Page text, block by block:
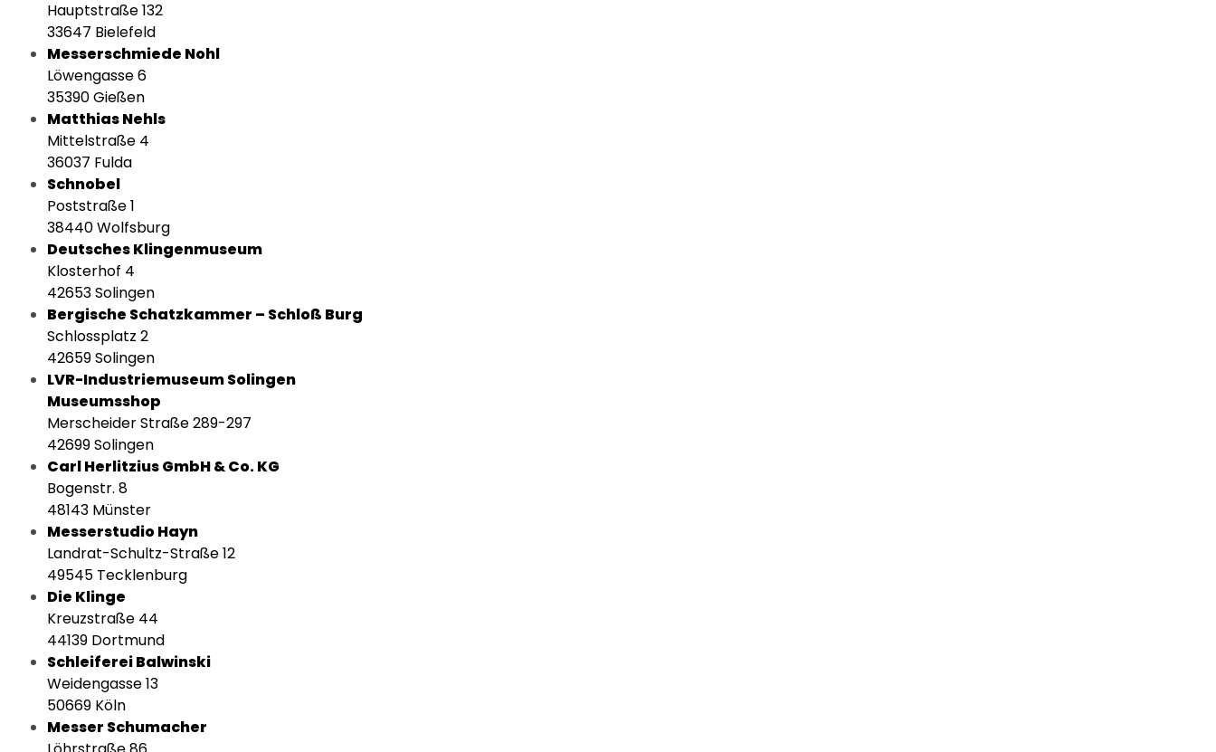
Hauptstraße 132
33647 Bielefeld
Messerschmiede Nohl
Löwengasse 6
35390 Gießen
Matthias Nehls
Mittelstraße 4
36037 Fulda
Schnobel
Poststraße 1
38440 Wolfsburg
Deutsches Klingenmuseum
Klosterhof 4
42653 Solingen
Bergische Schatzkammer – Schloß Burg
Schlossplatz 2
42659 Solingen
LVR-Industriemuseum Solingen
Museumsshop
Merscheider Straße 289-297
42699 Solingen
Carl Herlitzius GmbH & Co. KG
Bogenstr. 8
48143 Münster
Messerstudio Hayn
Landrat-Schultz-Straße 12
49545 Tecklenburg
Die Klinge
Kreuzstraße 44
44139 Dortmund
Schleiferei Balwinski
Weidengasse 13
50669 Köln
Messer Schumacher